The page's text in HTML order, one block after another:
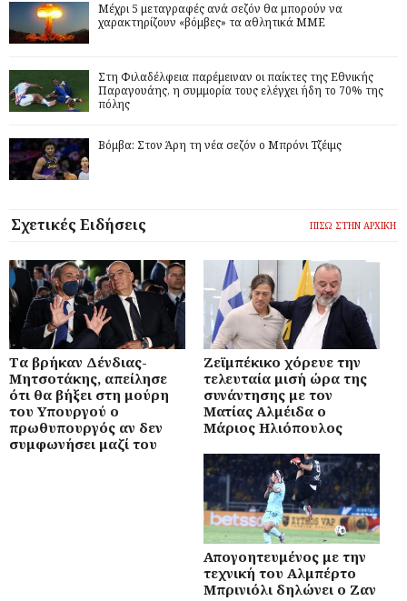
Μέχρι 5 μεταγραφές ανά σεζόν θα μπορούν να
χαρακτηρίζουν «βόμβες» τα αθλητικά ΜΜΕ
Στη Φιλαδέλφεια παρέμειναν οι παίκτες της Εθνικής
Παραγουάης, η συμμορία τους ελέγχει ήδη το 70% της
πόλης
Βόμβα: Στον Άρη τη νέα σεζόν ο Μπρόνι Τζέιμς
Σχετικές Ειδήσεις ΠΙΣΩ ΣΤΗΝ ΑΡΧΙΚΗ
Τα βρήκαν Δένδιας-
Μητσοτάκης, απείλησε
ότι θα βήξει στη μούρη
του Υπουργού ο
πρωθυπουργός αν δεν
συμφωνήσει μαζί του
Ζεϊμπέκικο χόρευε την
τελευταία μισή ώρα της
συνάντησης με τον
Ματίας Αλμέιδα ο
Μάριος Ηλιόπουλος
Απογοητευμένος με την
τεχνική του Αλμπέρτο
Μπρινιόλι δηλώνει ο Ζαν